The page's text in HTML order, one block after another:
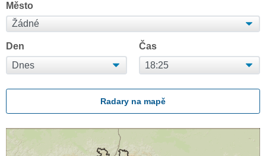
Město
Den Čas
Radary na mapě